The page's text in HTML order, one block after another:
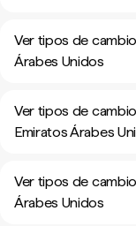
Ver tipos de
Árabes Unidos
Ver tipos de
Emiratos Árabes
Ver tipos de
Árabes Unidos